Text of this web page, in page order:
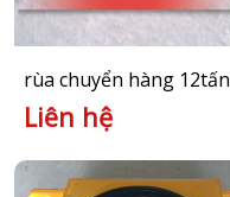
rùa chuyển hàng 12tấn
Liên hệ